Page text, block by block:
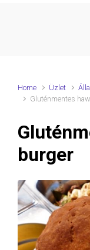
Home Üzlet
Gluténmentes
burger